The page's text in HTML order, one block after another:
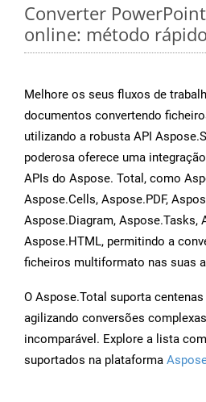
Converter
online: método
Melhore os seus fluxos de
documentos convertendo
utilizando a robusta API
poderosa oferece uma
APIs do Aspose. Total, como
Aspose.Cells, Aspose.PDF,
Aspose.Diagram, Aspose.Tasks,
Aspose.HTML, permitindo a
ficheiros multiformato nas suas
O Aspose.Total suporta
agilizando conversões
incomparável. Explore a lista
suportados na plataforma